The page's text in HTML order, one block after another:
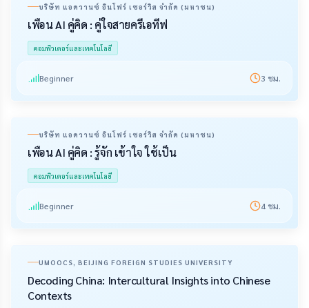
บริษัท แอดวานซ์ อินโฟร์ เซอร์วิส จำกัด (มหาชน)
เพื่อน AI คู่คิด : คู่ใจสายครีเอทีฟ
คอมพิวเตอร์และเทคโนโลยี
Beginner 3 ชม.
บริษัท แอดวานซ์ อินโฟร์ เซอร์วิส จำกัด (มหาชน)
เพื่อน AI คู่คิด : รู้จัก เข้าใจ ใช้เป็น
คอมพิวเตอร์และเทคโนโลยี
Beginner 4 ชม.
UMOOCS, BEIJING FOREIGN STUDIES UNIVERSITY
Decoding China: Intercultural Insights into Chinese
Contexts